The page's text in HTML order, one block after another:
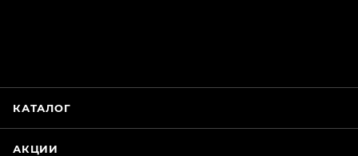
КАТАЛОГ
АКЦИИ
WhatsApp